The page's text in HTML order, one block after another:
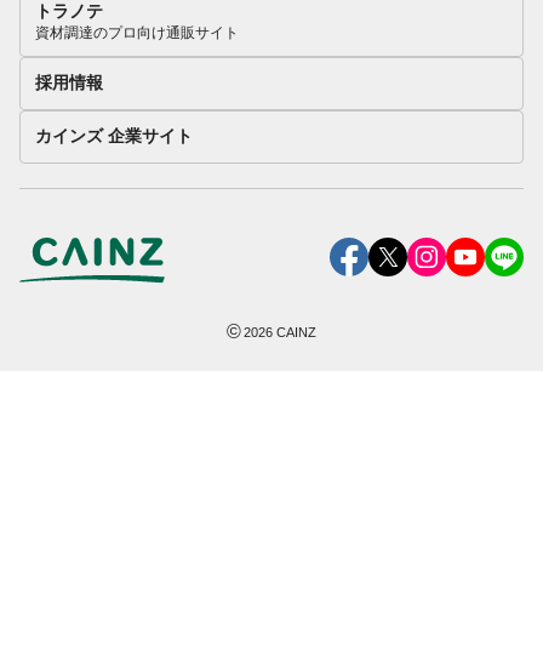
トラノテ
資材調達のプロ向け通販サイト
採用情報
カインズ 企業サイト
©2026 CAINZ